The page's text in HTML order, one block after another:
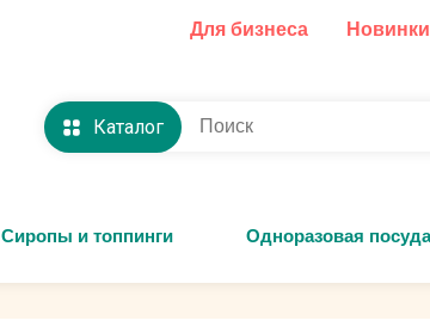
Для бизнеса Новинки
Каталог
Сиропы и топпинги Одноразовая